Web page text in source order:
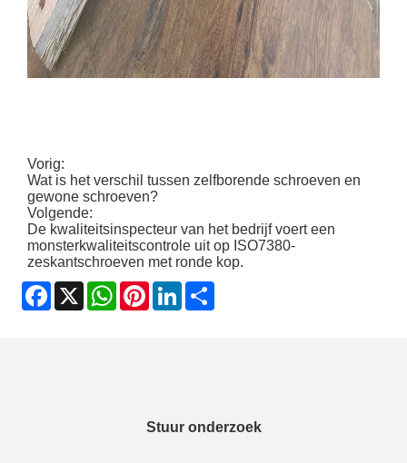
Vorig:
Wat is het verschil tussen zelfborende schroeven en
gewone schroeven?
Volgende:
De kwaliteitsinspecteur van het bedrijf voert een
monsterkwaliteitscontrole uit op ISO7380-
zeskantschroeven met ronde kop.
Facebook
X WhatsApp
PinterestLinkedIn
Stuur onderzoek